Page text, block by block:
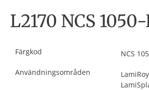
L2170 NCS
Färgkod
NCS
Användningsområden